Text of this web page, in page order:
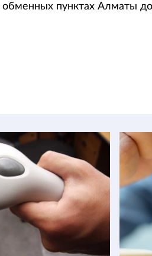
обменных пунктах Алматы